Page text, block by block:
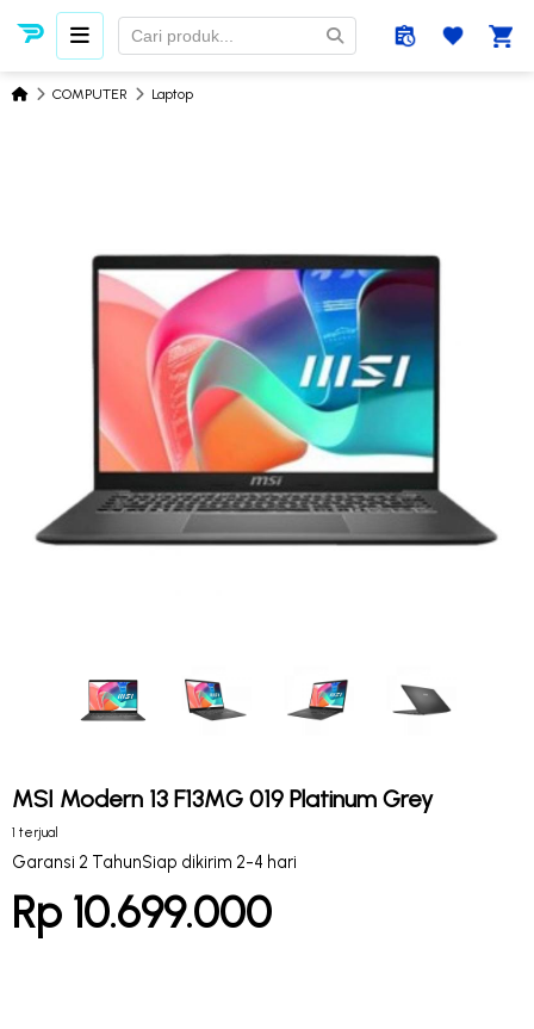
COMPUTER Laptop
MSI Modern 13 F13MG 019 Platinum Grey
1 terjual
Garansi 2 TahunSiap dikirim 2-4 hari
Rp 10.699.000